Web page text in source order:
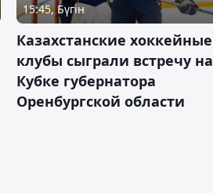
15:45, Бүгін
Казахстанские хоккейные
клубы сыграли встречу на
Кубке губернатора
Оренбургской области